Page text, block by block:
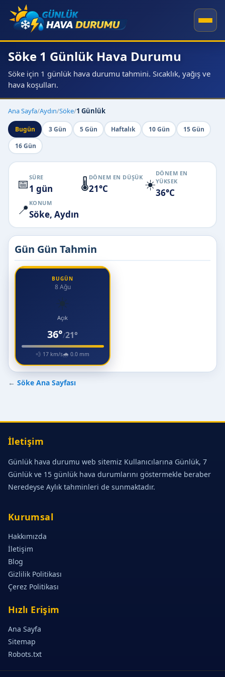
Söke 1 Günlük Hava Durumu
Söke için 1 günlük hava durumu tahmini. Sıcaklık, yağış ve
hava koşulları.
Ana Sayfa/Aydın/Söke/1 Günlük
Bugün 3 Gün 5 Gün Haftalık 10 Gün
15 Gün
16 Gün
📅 SÜRE
1 gün 🌡️DÖNEM EN DÜŞÜK
21°C ☀️
DÖNEM EN
YÜKSEK
36°C
📍 KONUM
Söke, Aydın
Gün Gün Tahmin
BUGÜN
8 Ağu
☀️
Açık
36°/21°
💨 17 km/s🌧 0.0 mm
← Söke Ana Sayfası
İletişim
Günlük hava durumu web sitemiz Kullanıcılarına Günlük, 7
Günlük ve 15 günlük hava durumlarını göstermekle beraber
Neredeyse Aylık tahminleri de sunmaktadır.
Kurumsal
Hakkımızda
İletişim
Blog
Gizlilik Politikası
Çerez Politikası
Hızlı Erişim
Ana Sayfa
Sitemap
Robots.txt